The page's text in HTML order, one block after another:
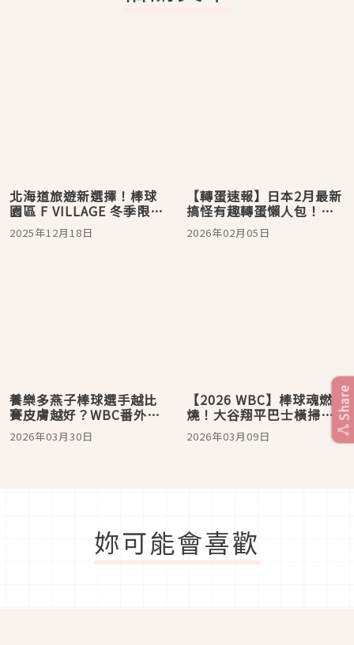
北海道旅遊新選擇！棒球
園區 F VILLAGE 冬季限定
雪上樂園「F VILLAGE
Snow Park」升級登場
2025年12月18日
【轉蛋速報】日本2月最新
搞怪有趣轉蛋懶人包！
MLB縮小版棒球帽絕對是
必收吧
2026年02月05日
養樂多燕子棒球選手越比
賽皮膚越好？WBC番外插
曲：球員的滑順肌膚引起
日本網友關注
2026年03月30日
【2026 WBC】棒球魂燃
燒！大谷翔平巴士橫掃東
京，犀牛盾客製化手機
殼、中華隊純鈦保溫瓶引
2026年03月09日
妳可能會喜歡
Share